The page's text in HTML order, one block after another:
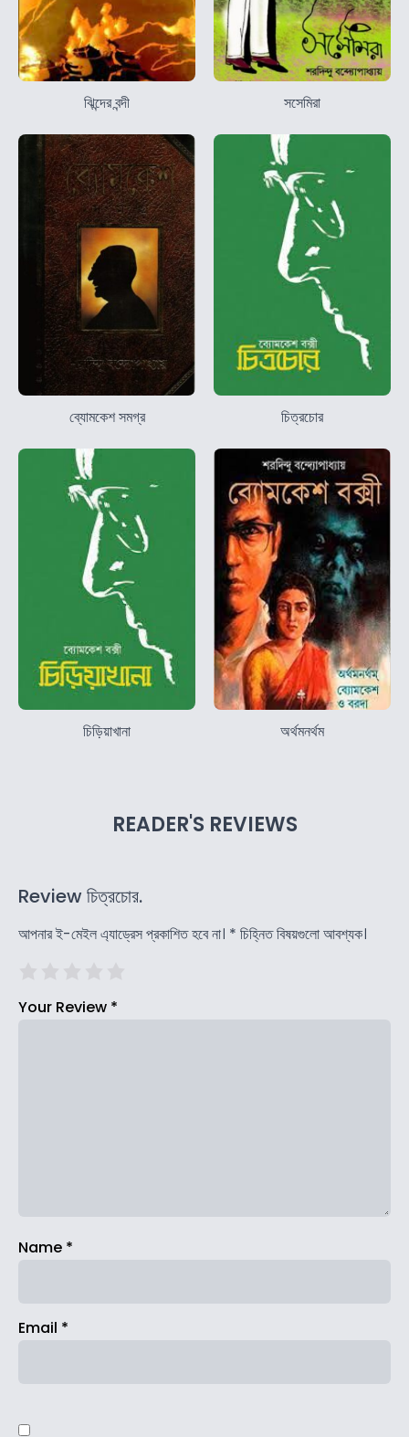
ঝিন্দের বন্দী সসেমিরা
ব্যোমকেশ সমগ্র চিত্রচোর
চিড়িয়াখানা অর্থমনর্থম
READER'S REVIEWS
Review চিত্রচোর.
আপনার ই-মেইল এ্যাড্রেস প্রকাশিত হবে না। * চিহ্নিত বিষয়গুলো আবশ্যক।
Your Review *
Name *
Email *